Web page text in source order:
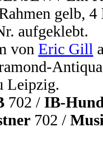
gelb,
aufgeklebt.
von Eric Gill
Leipzig.
702 / IB-
702 /